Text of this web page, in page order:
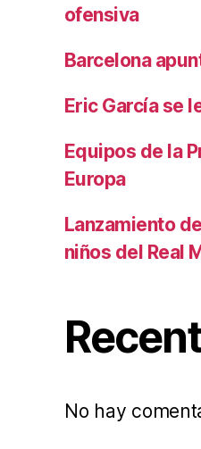
ofensiva
Barcelona
Eric García se
Equipos de la
Europa
Lanzamiento
niños del Real
No hay